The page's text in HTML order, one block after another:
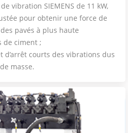
vibration SIEMENS de 11 kW,
pour obtenir une force de
pavés à plus haute
de ciment ;
d’arrêt courts des vibrations dus
masse.